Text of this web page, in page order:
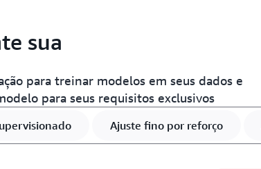
sua
para treinar modelos em seus dados e
para seus requisitos exclusivos
Ajuste fino por reforço